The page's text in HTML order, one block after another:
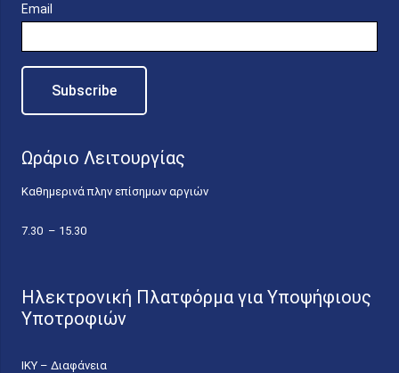
Email
Ωράριο Λειτουργίας
Καθημερινά πλην επίσημων αργιών
7.30 – 15.30
Ηλεκτρονική Πλατφόρμα για Υποψήφιους
Υποτροφιών
ΙΚΥ – Διαφάνεια